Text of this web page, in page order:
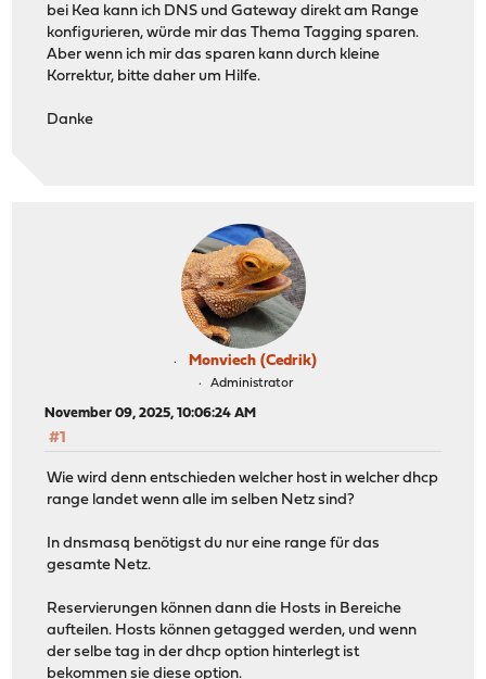
bei Kea kann ich DNS und Gateway direkt am Range
konfigurieren, würde mir das Thema Tagging sparen.
Aber wenn ich mir das sparen kann durch kleine
Korrektur, bitte daher um Hilfe.
Danke
Monviech (Cedrik)
Administrator
November 09, 2025, 10:06:24 AM
#1
Wie wird denn entschieden welcher host in welcher dhcp
range landet wenn alle im selben Netz sind?
In dnsmasq benötigst du nur eine range für das
gesamte Netz.
Reservierungen können dann die Hosts in Bereiche
aufteilen. Hosts können getagged werden, und wenn
der selbe tag in der dhcp option hinterlegt ist
bekommen sie diese option.